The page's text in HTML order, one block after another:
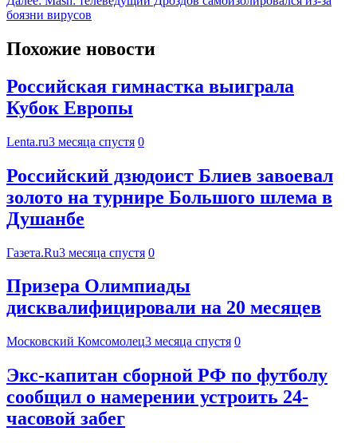
боязни вирусов
Похожие новости
Российская гимнастка выиграла
Кубок Европы
Lenta.ru3 месяца спустя 0
Российский дзюдоист Блиев завоевал
золото на турнире Большого шлема в
Душанбе
Газета.Ru3 месяца спустя 0
Призера Олимпиады
дисквалифицировали на 20 месяцев
Московский Комсомолец3 месяца спустя 0
Экс-капитан сборной РФ по футболу
сообщил о намерении устроить 24-
часовой забег